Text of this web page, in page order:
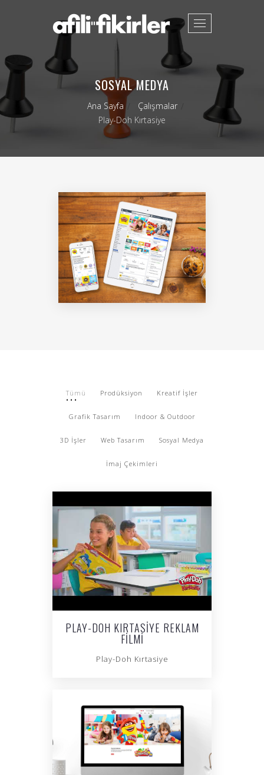
Toggle
SOSYAL MEDYA
Ana Sayfa
Çalışmalar
Play-Doh Kırtasiye
Tümü Prodüksiyon Kreatif İşler
Grafik Tasarım Indoor & Outdoor
3D İşler Web Tasarım Sosyal Medya
İmaj Çekimleri
PLAY-DOH KIRTASIYE REKLAM
FILMI
Play-Doh Kırtasiye